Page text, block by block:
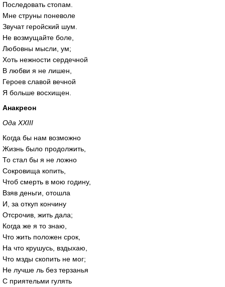
Последовать стопам.
Мне струны поневоле
Звучат геройский шум.
Не возмущайте боле,
Любовны мысли, ум;
Хоть нежности сердечной
В любви я не лишен,
Героев славой вечной
Я больше восхищен.
Анакреон
Ода XXIII
Когда бы нам возможно
Жизнь было продолжить,
То стал бы я не ложно
Сокровища копить,
Чтоб смерть в мою годину,
Взяв деньги, отошла
И, за откуп кончину
Отсрочив, жить дала;
Когда же я то знаю,
Что жить положен срок,
На что крушусь, вздыхаю,
Что мзды скопить не мог;
Не лучше ль без терзанья
С приятельми гулять